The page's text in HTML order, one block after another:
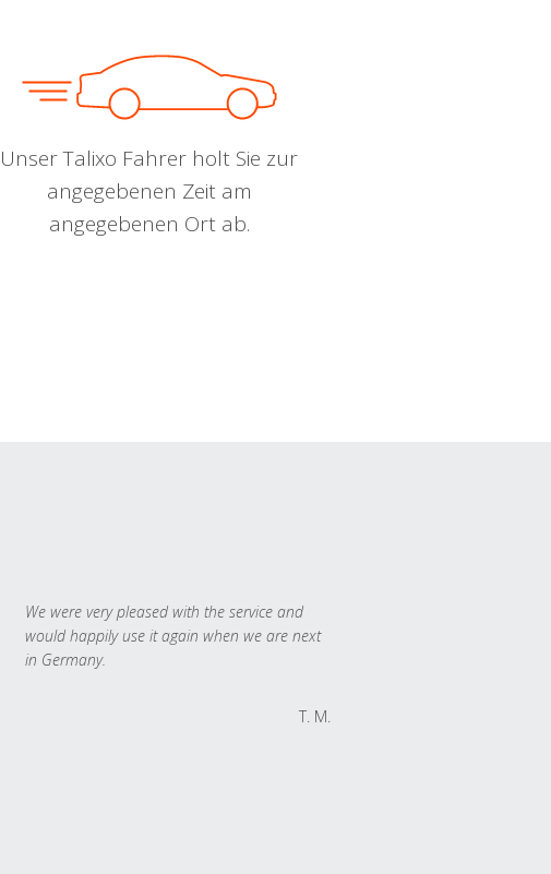
Unser Talixo Fahrer holt Sie zur
angegebenen Zeit am
angegebenen Ort ab.
We were very pleased with the service and
would happily use it again when we are next
in Germany.
T. M.